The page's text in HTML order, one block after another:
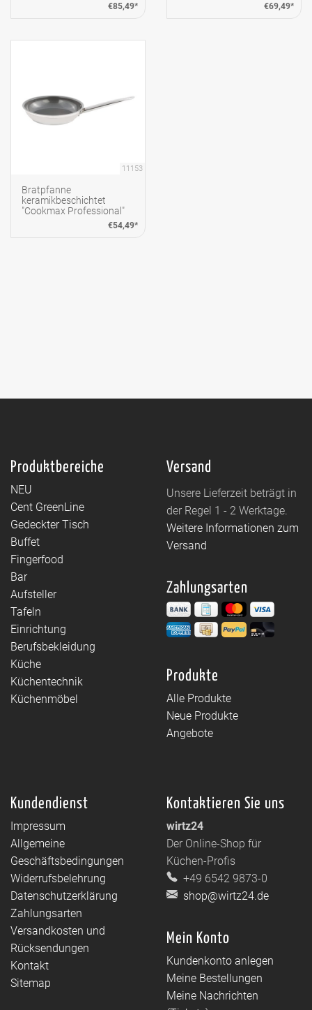
€85,49* €69,49*
11153
Bratpfanne
keramikbeschichtet
"Cookmax Professional"
€54,49*
Produktbereiche
NEU
Cent GreenLine
Gedeckter Tisch
Buffet
Fingerfood
Bar
Aufsteller
Tafeln
Einrichtung
Berufsbekleidung
Küche
Küchentechnik
Küchenmöbel
Versand
Unsere Lieferzeit beträgt in
der Regel 1 - 2 Werktage.
Weitere Informationen zum
Versand
Zahlungsarten
Produkte
Alle Produkte
Neue Produkte
Angebote
Kundendienst
Impressum
Allgemeine
Geschäftsbedingungen
Widerrufsbelehrung
Datenschutzerklärung
Zahlungsarten
Versandkosten und
Rücksendungen
Kontakt
Sitemap
Kontaktieren Sie uns
wirtz24
Der Online-Shop für
Küchen-Profis
+49 6542 9873-0
shop@wirtz24.de
Mein Konto
Kundenkonto anlegen
Meine Bestellungen
Meine Nachrichten